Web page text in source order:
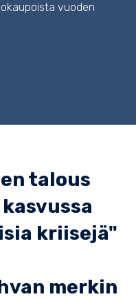
vuoden
talous
kriisejä"
merkin